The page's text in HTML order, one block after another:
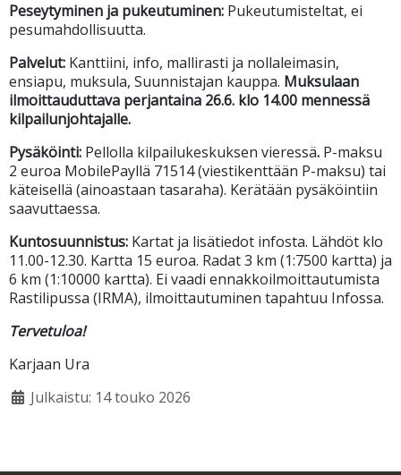
Peseytyminen ja pukeutuminen: Pukeutumisteltat, ei
pesumahdollisuutta.
Palvelut: Kanttiini, info, mallirasti ja nollaleimasin,
ensiapu, muksula, Suunnistajan kauppa. Muksulaan
ilmoittauduttava perjantaina 26.6. klo 14.00 mennessä
kilpailunjohtajalle.
Pysäköinti: Pellolla kilpailukeskuksen vieressä. P-maksu
2 euroa MobilePayllä 71514 (viestikenttään P-maksu) tai
käteisellä (ainoastaan tasaraha). Kerätään pysäköintiin
saavuttaessa.
Kuntosuunnistus: Kartat ja lisätiedot infosta. Lähdöt klo
11.00-12.30. Kartta 15 euroa. Radat 3 km (1:7500 kartta) ja
6 km (1:10000 kartta). Ei vaadi ennakkoilmoittautumista
Rastilipussa (IRMA), ilmoittautuminen tapahtuu Infossa.
Tervetuloa!
Karjaan Ura
Julkaistu: 14 touko 2026